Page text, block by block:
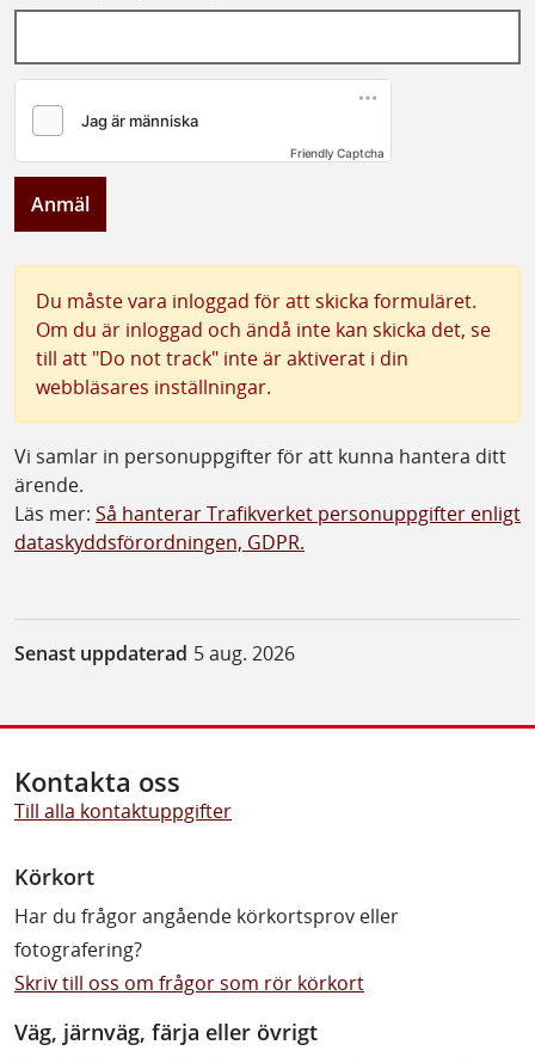
Friendly Captcha
Anmäl
Du måste vara inloggad för att skicka formuläret.
Om du är inloggad och ändå inte kan skicka det, se
till att "Do not track" inte är aktiverat i din
webbläsares inställningar.
Vi samlar in personuppgifter för att kunna hantera ditt
ärende.
Läs mer: Så hanterar Trafikverket personuppgifter enligt
dataskyddsförordningen, GDPR.
Senast uppdaterad 5 aug. 2026
Kontakta oss
Till alla kontaktuppgifter
Körkort
Har du frågor angående körkortsprov eller
fotografering?
Skriv till oss om frågor som rör körkort
Väg, järnväg, färja eller övrigt